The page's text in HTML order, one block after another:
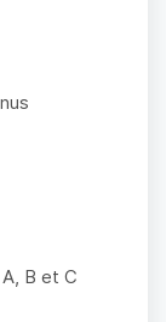
B et C